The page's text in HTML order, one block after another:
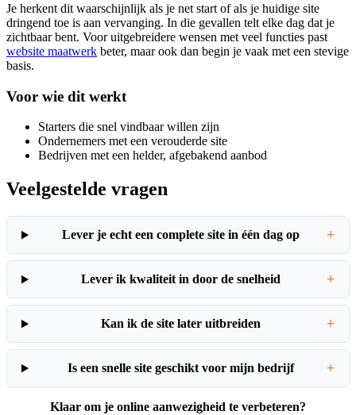
Je herkent dit waarschijnlijk als je net start of als je huidige site
dringend toe is aan vervanging. In die gevallen telt elke dag dat je
zichtbaar bent. Voor uitgebreidere wensen met veel functies past
website maatwerk beter, maar ook dan begin je vaak met een stevige
basis.
Voor wie dit werkt
Starters die snel vindbaar willen zijn
Ondernemers met een verouderde site
Bedrijven met een helder, afgebakend aanbod
Veelgestelde vragen
Lever je echt een complete site in één dag op +
Lever ik kwaliteit in door de snelheid +
Kan ik de site later uitbreiden +
Is een snelle site geschikt voor mijn bedrijf +
Klaar om je online aanwezigheid te verbeteren?